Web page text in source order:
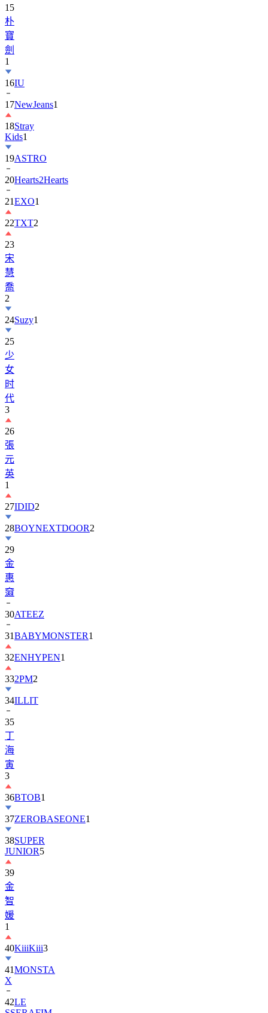
15
朴
寶
劍
1
16IU
17NewJeans1
18Stray
Kids1
19ASTRO
20Hearts2Hearts
21EXO1
22TXT2
23
宋
慧
喬
2
24Suzy1
25
少
女
时
代
3
26
張
元
英
1
27IDID2
28BOYNEXTDOOR2
29
金
惠
奫
30ATEEZ
31BABYMONSTER1
32ENHYPEN1
332PM2
34ILLIT
35
丁
海
寅
3
36BTOB1
37ZEROBASEONE1
38SUPER
JUNIOR5
39
金
智
媛
1
40KiiiKiii3
41MONSTA
X
42LE